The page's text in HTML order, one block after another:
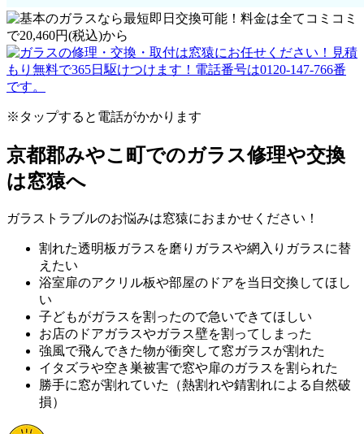
※タップすると電話がかかります
京都郡みやこ町でのガラス修理や交換
は窓猿へ
ガラストラブルのお悩みは窓猿におまかせください！
割れた透明板ガラスを磨りガラスや網入りガラスに替
えたい
浴室扉のアクリル板や部屋のドアを当日交換してほし
い
子どもがガラスを割ったので急いできてほしい
お店のドアガラスやガラス壁を割ってしまった
強風で飛んできた物が衝突して窓ガラスが割れた
イタズラや空き巣被害で窓や扉のガラスを割られた
勝手に窓が割れていた（熱割れや錆割れによる自然破
損）